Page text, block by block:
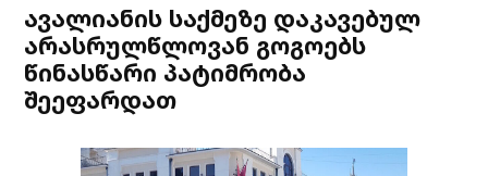
ავალიანის საქმეზე დაკავებულ
არასრულწლოვან გოგოებს
წინასწარი პატიმრობა
შეეფარდათ